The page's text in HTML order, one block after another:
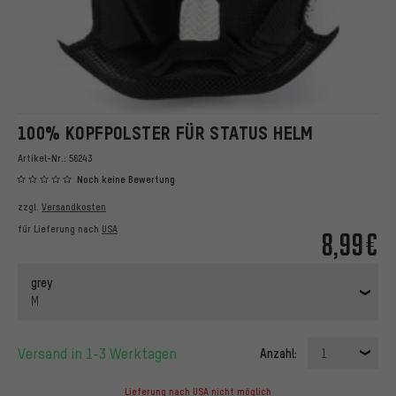
100% KOPFPOLSTER FÜR STATUS HELM
Artikel-Nr.: 56243
Noch keine Bewertung
8,99€
zzgl. Versandkosten
für Lieferung nach USA
grey
M
Versand in 1-3 Werktagen Anzahl: 1
Lieferung nach USA nicht möglich